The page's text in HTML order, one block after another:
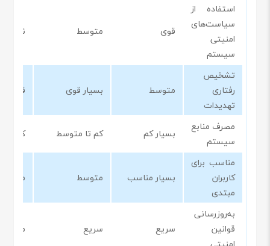
استفاده از
سیاست‌های
امنیتی
سیستم
قوی متوسط ندارد
تشخیص
رفتاری
تهدیدات
متوسط بسیار قوی قوی
مصرف منابع
سیستم
بسیار کم کم تا متوسط
کم
مناسب برای
کاربران
مبتدی
بسیار مناسب متوسط
به‌روزرسانی
قوانین
سریع سریع